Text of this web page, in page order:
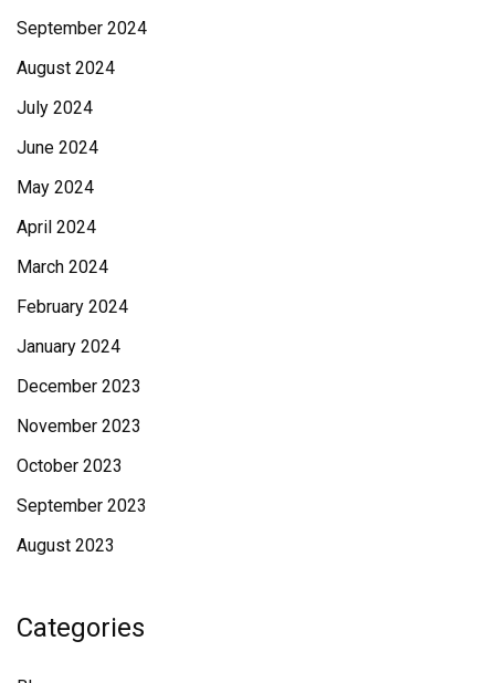
September 2024
August 2024
July 2024
June 2024
May 2024
April 2024
March 2024
February 2024
January 2024
December 2023
November 2023
October 2023
September 2023
August 2023
Categories